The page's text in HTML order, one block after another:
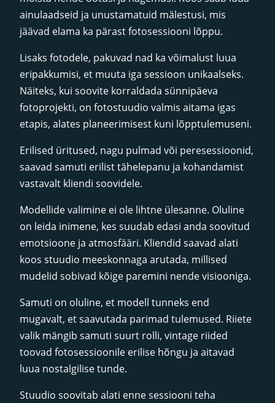
ainulaadseid ja unustamatuid mälestusi, mis
jäävad elama ka pärast fotosessiooni lõppu.
Lisaks fotodele, pakuvad nad ka võimalust luua
eripakkumisi, et muuta iga sessioon unikaalseks.
Näiteks, kui soovite korraldada sünnipäeva
fotoprojekti, on fotostuudio valmis aitama igas
etapis, alates planeerimisest kuni lõpptulemuseni.
Erilised üritused, nagu pulmad või peresessioonid,
saavad samuti erilist tähelepanu ja kohandamist
vastavalt kliendi soovidele.
Modellide valimine ei ole lihtne ülesanne. Oluline
on leida inimene, kes suudab edasi anda soovitud
emotsioone ja atmosfääri. Kliendid saavad alati
koos stuudio meeskonnaga arutada, millised
mudelid sobivad kõige paremini nende visiooniga.
Samuti on oluline, et modell tunneks end
mugavalt, et saavutada parimad tulemused. Riiete
valik mängib samuti suurt rolli, vintage riided
toovad fotosessioonile erilise hõngu ja aitavad
luua nostalgilise tunde.
Stuudio soovitab alati enne sessiooni teha